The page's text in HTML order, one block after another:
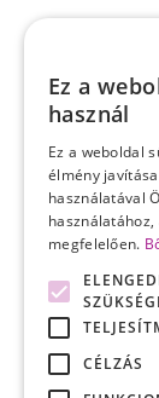
A
Ez a
használ
Ez a weboldal
élmény
használatával
megfelelően.
CÉLZÁS